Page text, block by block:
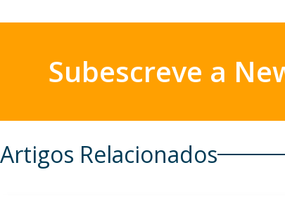
Subescreve a
Artigos Relacionados